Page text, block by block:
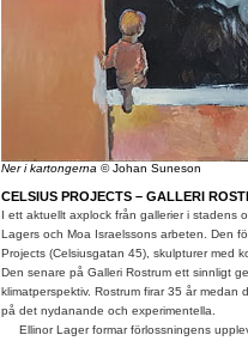
Ner i kartongerna © Johan Suneson
CELSIUS PROJECTS – GALLERI
I ett aktuellt axplock från gallerier i stadens
Lagers och Moa Israelssons arbeten. Den
Projects (Celsiusgatan 45), skulpturer med
Den senare på Galleri Rostrum ett sinnligt
klimatperspektiv. Rostrum firar 35 år medan
på det nydanande och experimentella.
Ellinor Lager formar förlossningens